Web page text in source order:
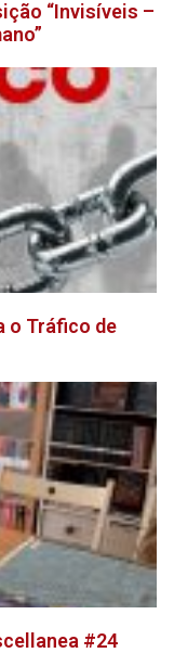
“Invisíveis –
o Tráfico de
#24